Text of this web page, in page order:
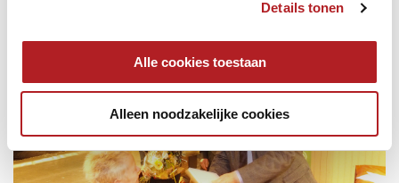
Details tonen
Alle cookies toestaan
Alleen noodzakelijke cookies